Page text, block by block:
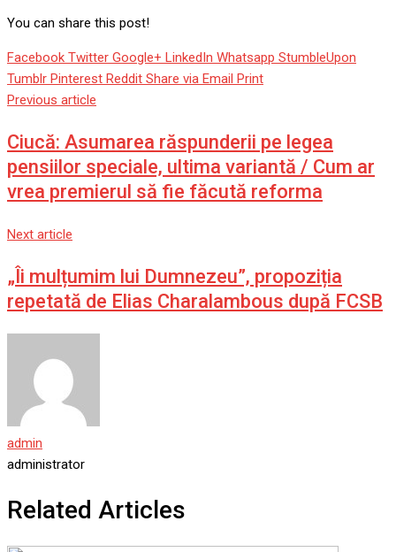
You can share this post!
Facebook Twitter Google+ LinkedIn Whatsapp StumbleUpon
Tumblr Pinterest Reddit Share via Email Print
Previous article
Ciucă: Asumarea răspunderii pe legea
pensiilor speciale, ultima variantă / Cum ar
vrea premierul să fie făcută reforma
Next article
„Îi mulțumim lui Dumnezeu”, propoziția
repetată de Elias Charalambous după FCSB
admin
administrator
Related Articles